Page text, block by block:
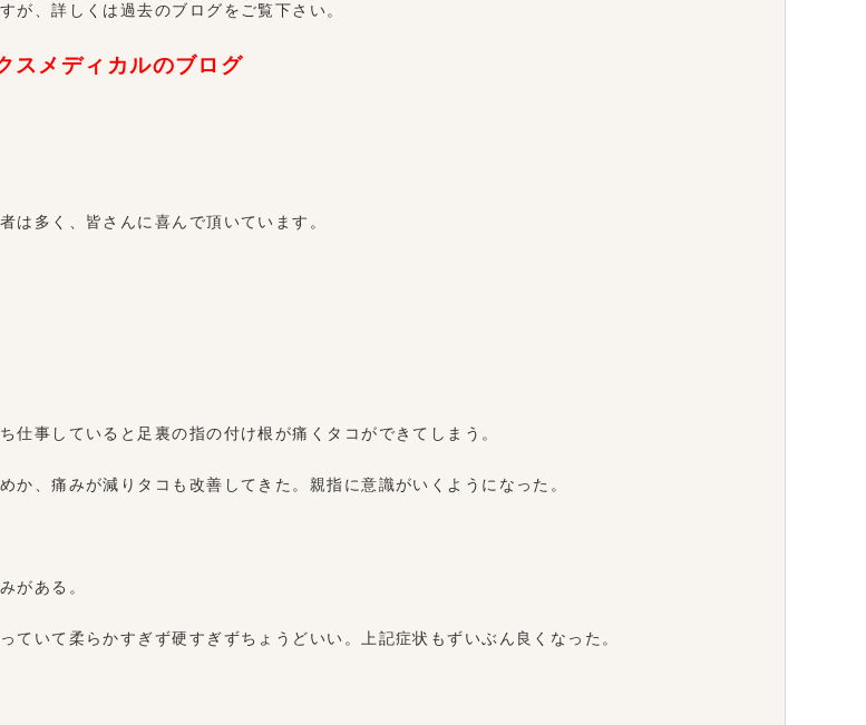
が、詳しくは過去のブログをご覧下さい。
スメディカルのブログ
は多く、皆さんに喜んで頂いています。
仕事していると足裏の指の付け根が痛くタコができてしまう。
か、痛みが減りタコも改善してきた。親指に意識がいくようになった。
がある。
ていて柔らかすぎず硬すぎずちょうどいい。上記症状もずいぶん良くなった。